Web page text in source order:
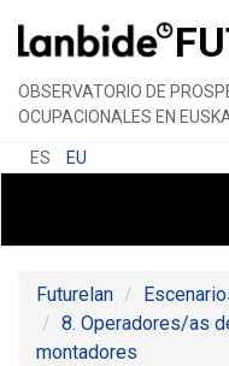
OBSERVATORIO DE
OCUPACIONALES EN
ES EU
Futurelan
8. Operadores/as
montadores